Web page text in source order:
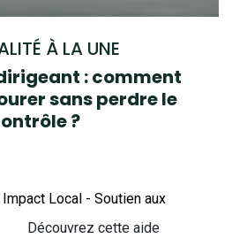
À LA UNE
: comment
sans perdre le
?
Local - Soutien aux
Découvrez cette aide